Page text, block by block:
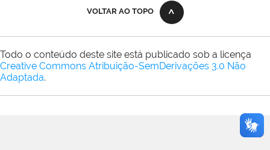
VOLTAR AO TOPO
Todo o conteúdo deste site está publicado sob a licença
Creative Commons Atribuição-SemDerivações 3.0 Não
Adaptada.